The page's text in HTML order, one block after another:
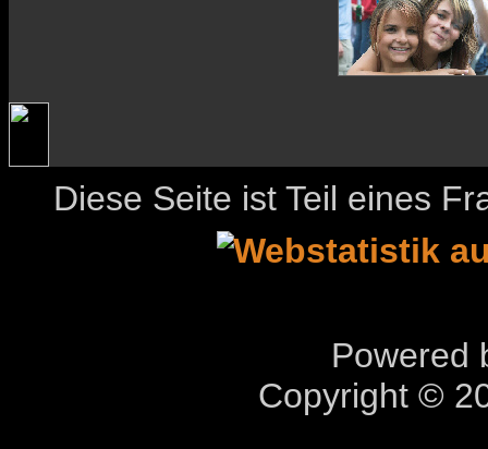
Diese Seite ist Teil eines
Powered
Copyright ©